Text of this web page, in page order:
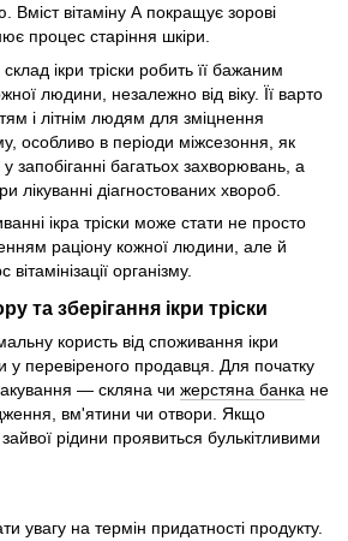
Вміст вітаміну А покращує зорові
процес старіння шкіри.
ікри тріски робить її бажаним
людини, незалежно від віку. Її варто
і літнім людям для зміцнення
особливо в періоди міжсезоння, як
запобіганні багатьох захворювань, а
лікуванні діагностованих хвороб.
ікра тріски може стати не просто
раціону кожної людини, але й
організму.
та зберігання ікри тріски
користь від споживання ікри
у перевіреного продавця. Для початку
— скляна чи жерстяна банка не
вм'ятини чи отвори. Якщо
рідини проявиться булькітливими
увагу на термін придатності продукту.